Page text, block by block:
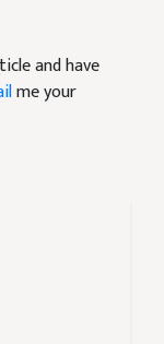
and have
me your